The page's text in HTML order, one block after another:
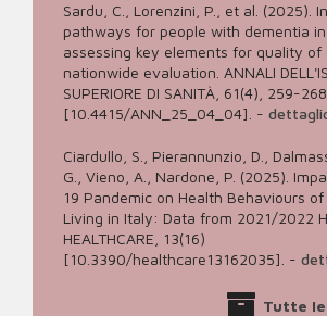
Sardu, C., Lorenzini, P., et al. (2025).
pathways for people with dementia
assessing key elements for quality of
nationwide evaluation. ANNALI
SUPERIORE DI SANITÀ, 61(4), 259-268
[10.4415/ANN_25_04_04]. -
Ciardullo, S., Pierannunzio, D.,
G., Vieno, A., Nardone, P. (2025).
19 Pandemic on Health Behaviours
Living in Italy: Data from 2021/2022
HEALTHCARE, 13(16)
[10.3390/healthcare13162035]. -
Tutte